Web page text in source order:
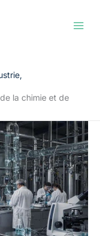
la chimie et de